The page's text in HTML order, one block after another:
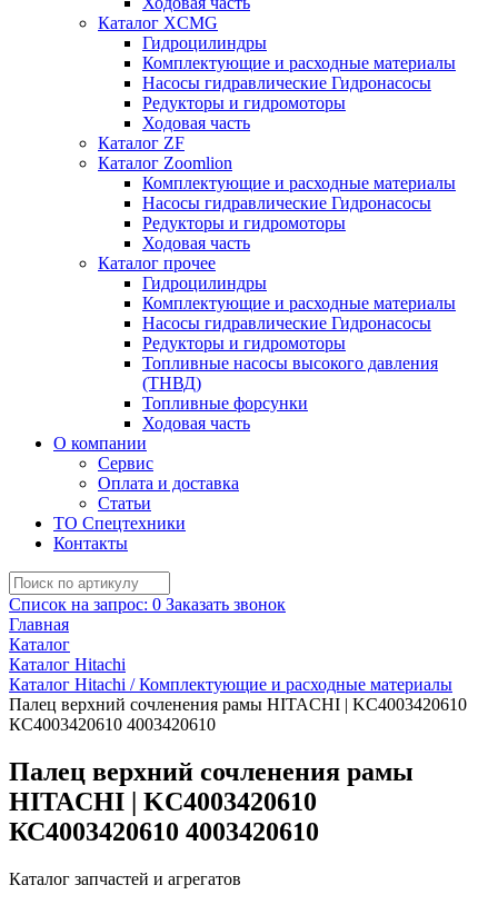
Каталог XCMG
Гидроцилиндры
Комплектующие и расходные материалы
Насосы гидравлические Гидронасосы
Редукторы и гидромоторы
Ходовая часть
Каталог ZF
Каталог Zoomlion
Комплектующие и расходные материалы
Насосы гидравлические Гидронасосы
Редукторы и гидромоторы
Ходовая часть
Каталог прочее
Гидроцилиндры
Комплектующие и расходные материалы
Насосы гидравлические Гидронасосы
Редукторы и гидромоторы
Топливные насосы высокого давления
(ТНВД)
Топливные форсунки
Ходовая часть
О компании
Сервис
Оплата и доставка
Статьи
ТО Спецтехники
Контакты
Список на запрос: 0 Заказать звонок
Главная
Каталог
Каталог Hitachi
Каталог Hitachi / Комплектующие и расходные материалы
Палец верхний сочленения рамы HITACHI | KC4003420610
КС4003420610 4003420610
Палец верхний сочленения рамы
HITACHI | KC4003420610
КС4003420610 4003420610
Каталог запчастей и агрегатов